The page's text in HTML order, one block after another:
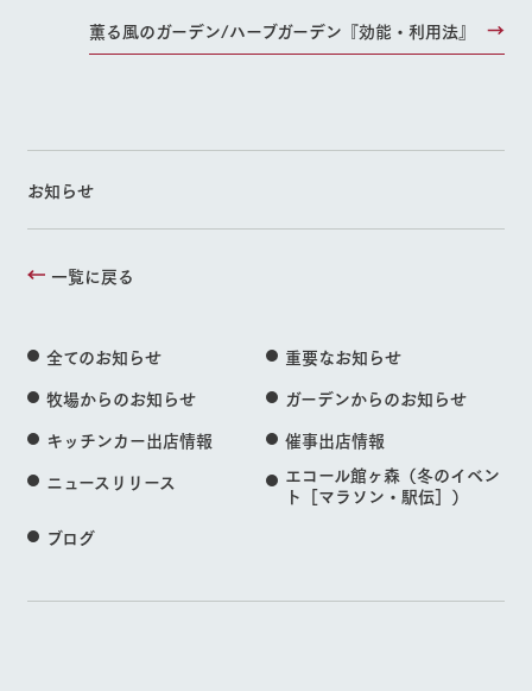
薫る風のガーデン/ハーブガーデン『効能・利用法』
お知らせ
一覧に戻る
全てのお知らせ
重要なお知らせ
牧場からのお知らせ
ガーデンからのお知らせ
キッチンカー出店情報
催事出店情報
ニュースリリース
エコール館ヶ森（冬のイベン
ト［マラソン・駅伝］）
ブログ